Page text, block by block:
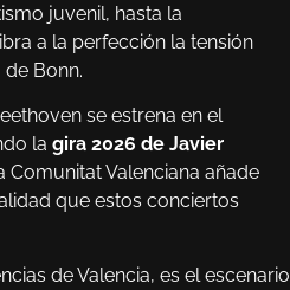
juvenil, hasta la
a la perfección la tensión
Bonn.
se estrena en el
la gira 2026 de Javier
Valenciana añade
que estos conciertos
de Valencia, es el escenario